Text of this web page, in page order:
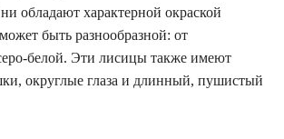
обладают характерной окраской
быть разнообразной: от
белой. Эти лисицы также имеют
округлые глаза и длинный, пушистый